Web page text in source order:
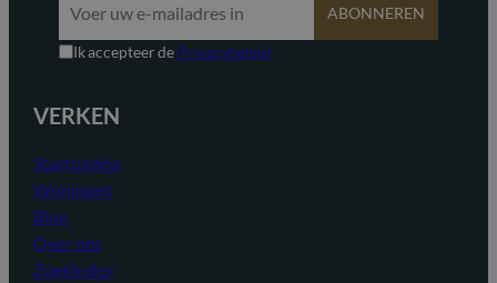
ABONNEREN
Ik accepteer de Privacybeleid
VERKEN
Startpagina
Woningen
Blog
Over ons
Zoekindex